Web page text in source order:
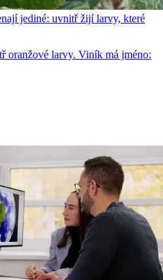
jediné: uvnitř žijí larvy, které
oranžové larvy. Viník má jméno: